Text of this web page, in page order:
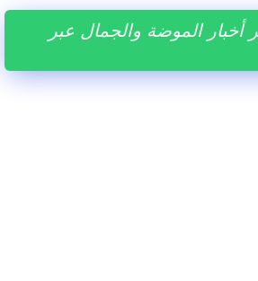
أخبار الموضة والجمال عبر